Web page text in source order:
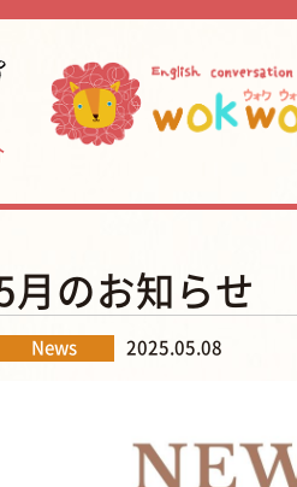
月のお知らせ
News 2025.05.08